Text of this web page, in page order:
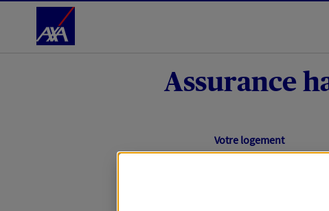
Accéder au Contenu
Assurance
Étape en cours :Votre logement